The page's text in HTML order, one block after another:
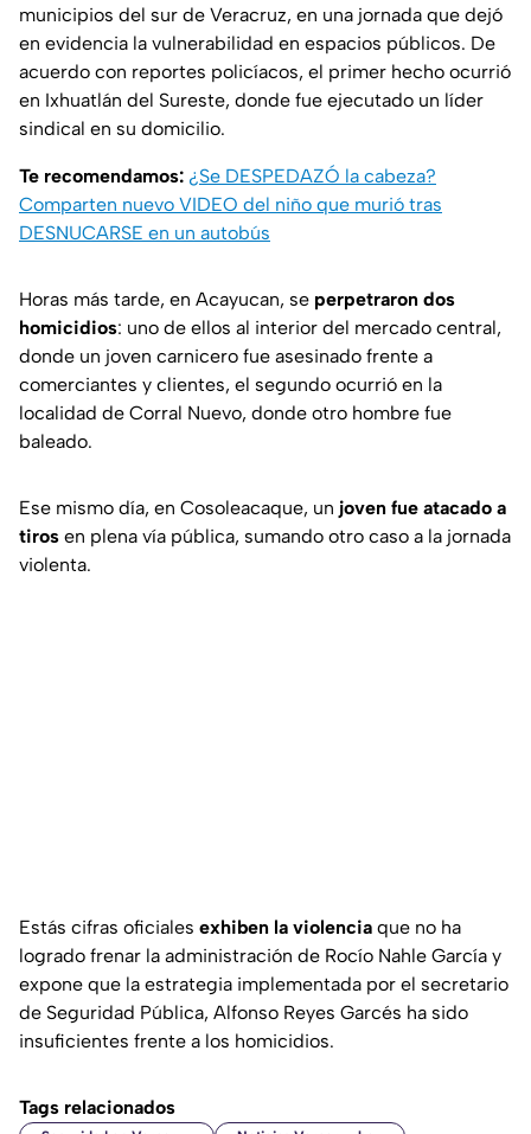
municipios del sur de Veracruz, en una jornada que dejó
en evidencia la vulnerabilidad en espacios públicos. De
acuerdo con reportes policíacos, el primer hecho ocurrió
en Ixhuatlán del Sureste, donde fue ejecutado un líder
sindical en su domicilio.
Te recomendamos: ¿Se DESPEDAZÓ la cabeza?
Comparten nuevo VIDEO del niño que murió tras
DESNUCARSE en un autobús
Horas más tarde, en Acayucan, se perpetraron dos
homicidios: uno de ellos al interior del mercado central,
donde un joven carnicero fue asesinado frente a
comerciantes y clientes, el segundo ocurrió en la
localidad de Corral Nuevo, donde otro hombre fue
baleado.
Ese mismo día, en Cosoleacaque, un joven fue atacado a
tiros en plena vía pública, sumando otro caso a la jornada
violenta.
Estás cifras oficiales exhiben la violencia que no ha
logrado frenar la administración de Rocío Nahle García y
expone que la estrategia implementada por el secretario
de Seguridad Pública, Alfonso Reyes Garcés ha sido
insuficientes frente a los homicidios.
Tags relacionados